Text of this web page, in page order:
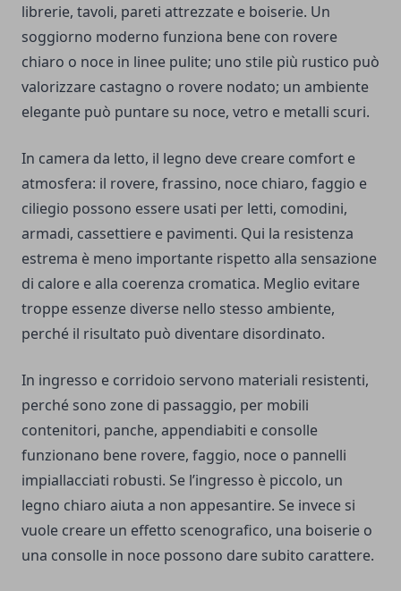
librerie, tavoli, pareti attrezzate e boiserie. Un
soggiorno moderno funziona bene con rovere
chiaro o noce in linee pulite; uno stile più rustico può
valorizzare castagno o rovere nodato; un ambiente
elegante può puntare su noce, vetro e metalli scuri.
In camera da letto, il legno deve creare comfort e
atmosfera: il rovere, frassino, noce chiaro, faggio e
ciliegio possono essere usati per letti, comodini,
armadi, cassettiere e pavimenti. Qui la resistenza
estrema è meno importante rispetto alla sensazione
di calore e alla coerenza cromatica. Meglio evitare
troppe essenze diverse nello stesso ambiente,
perché il risultato può diventare disordinato.
In ingresso e corridoio servono materiali resistenti,
perché sono zone di passaggio, per mobili
contenitori, panche, appendiabiti e consolle
funzionano bene rovere, faggio, noce o pannelli
impiallacciati robusti. Se l’ingresso è piccolo, un
legno chiaro aiuta a non appesantire. Se invece si
vuole creare un effetto scenografico, una boiserie o
una consolle in noce possono dare subito carattere.